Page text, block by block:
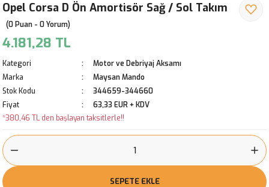
Opel Corsa D Ön Amortisör Sağ / Sol Takım
(0 Puan - 0 Yorum)
4.181,28 TL
Kategori
Motor ve Debriyaj Aksamı
Marka
Maysan Mando
Stok Kodu
344659-344660
Fiyat
63,33 EUR + KDV
*380,46 TL den başlayan taksitlerle!!
SEPETE EKLE